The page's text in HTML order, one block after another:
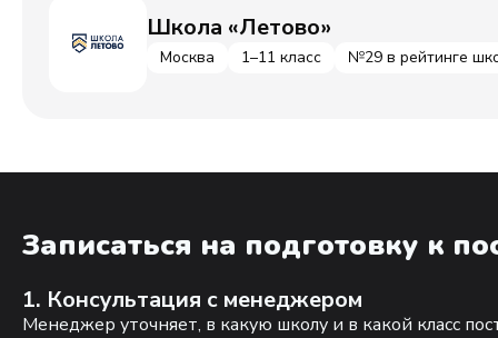
Школа «Летово»
Москва 1–11 класс №29 в рейтинге
Записаться на подготовку к
1. Консультация с менеджером
Менеджер уточняет, в какую школу и в какой класс